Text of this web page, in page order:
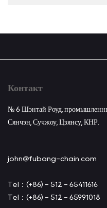
Контакт
№ 6 Шэнтай Роуд,
Сянчэн, Сучжоу, Цзянсу, КНР.
john@fubang-chain.com
Tel：(+86) - 512 - 65411616
Tel：(+86) - 512 - 65991018